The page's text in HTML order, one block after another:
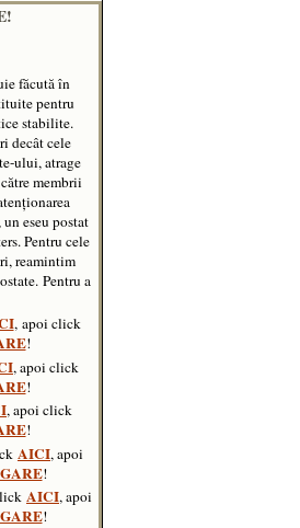
făcută în
pentru
stabilite.
decât cele
ului, atrage
membrii
eseu postat
Pentru cele
reamintim
Pentru a
, apoi click
!
, apoi click
!
, apoi click
!
AICI, apoi
!
AICI,apoi
!